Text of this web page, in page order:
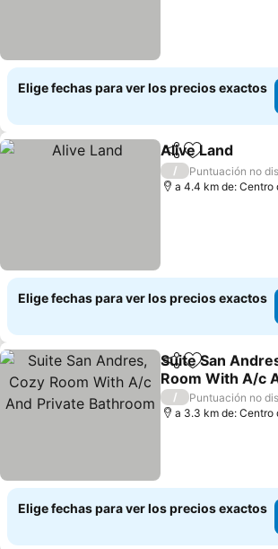
Elige fechas para ver los precios exactos
CompartirAgregar a
Alive Land
/
Puntuación no
a 4.4 km de: Centro
Elige fechas para ver los precios exactos
CompartirAgregar a
Suite San
Room With A/c
Private
Ver precios
/
Puntuación no
a 3.3 km de: Centro
Elige fechas para ver los precios exactos